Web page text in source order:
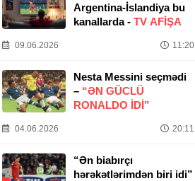
Argentina-İslandiya bu
kanallarda - TV AFİŞA
09.06.2026 11:20
Nesta Messini seçmədi
– “ƏN GÜCLÜ
RONALDO IDI”
04.06.2026 20:11
“Ən biabırçı
hərəkətlərimdən biri idi”